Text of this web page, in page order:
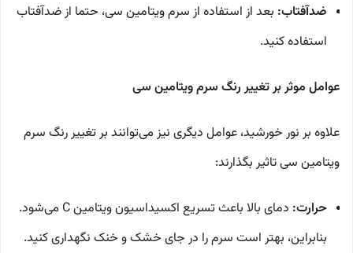
ضدآفتاب: بعد از استفاده از سرم ویتامین سی، حتما از ضدآفتاب
استفاده کنید.
عوامل موثر بر تغییر رنگ سرم ویتامین سی
علاوه بر نور خورشید، عوامل دیگری نیز می‌توانند بر تغییر رنگ سرم
ویتامین سی تاثیر بگذارند:
حرارت:
دمای بالا باعث تسریع اکسیداسیون ویتامین C می‌شود.
بنابراین، بهتر است سرم را در جای خشک و خنک نگهداری کنید.